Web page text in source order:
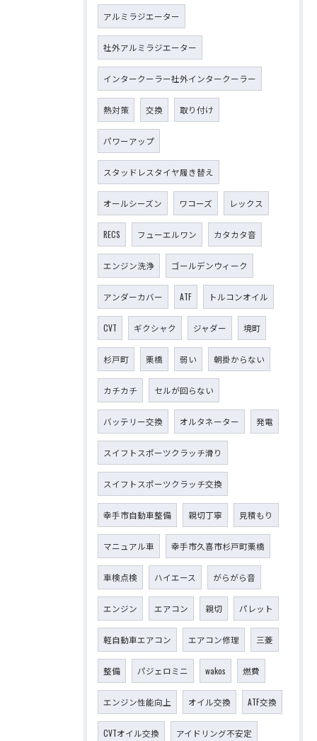
アルミラジエーター
社外アルミラジエーター
インタークーラー社外インタークーラー
熱対策 交換 取り付け
パワーアップ
スタッドレスタイヤ履き替え
オールシーズン ワコーズ レックス
RECS フューエルワン カタカタ音
エンジン洗浄 ゴールデンウィーク
アンダーカバー ATF トルコンオイル
CVT ギクシャク ジャダー 境町
杉戸町 栗橋 弱い 朝掛からない
カチカチ セルが回らない
バッテリー交換 オルタネーター 発電
スイフトスポーツクラッチ滑り
スイフトスポーツクラッチ交換
幸手市自動車整備 親切丁寧 見積もり
マニュアル車 幸手市久喜市杉戸町栗橋
車検点検 ハイエース がらがら音
エンジン エアコン 親切 パレット
軽自動車エアコン エアコン修理 三菱
整備 パジェロミニ wakos 燃費
エンジン性能向上 オイル交換 ATF交換
CVTオイル交換 アイドリング不安定